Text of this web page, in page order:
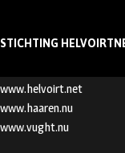
STICHTING
www.helvoirt.net
www.haaren.nu
www.vught.nu